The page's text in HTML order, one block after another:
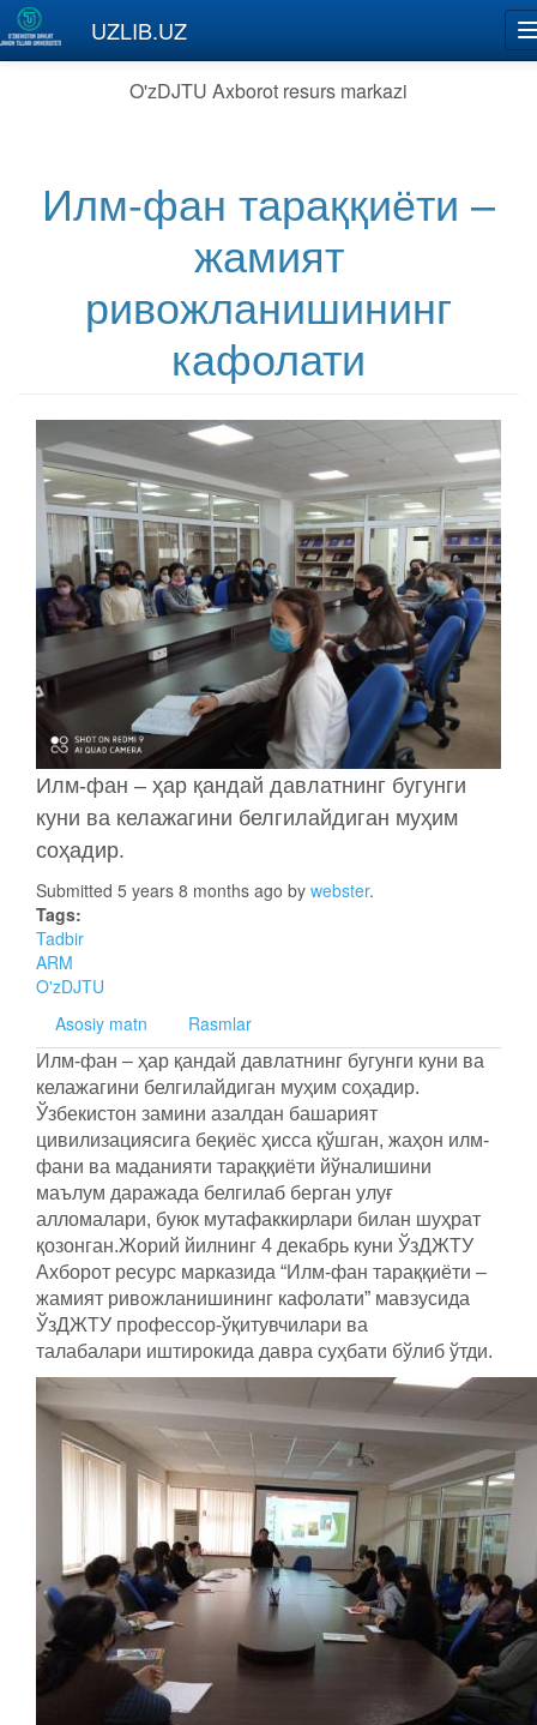
Skip to main content
UZLIB.UZ
O'zDJTU Axborot resurs markazi
Илм-фан тараққиёти –
жамият
ривожланишининг
кафолати
Илм-фан – ҳар қандай давлатнинг бугунги
куни ва келажагини белгилайдиган муҳим
соҳадир.
Submitted 5 years 8 months ago by webster.
Tags:
Tadbir
ARM
O'zDJTU
Asosiy matn
Rasmlar
Илм-фан – ҳар қандай давлатнинг бугунги куни ва
келажагини белгилайдиган муҳим соҳадир.
Ўзбекистон замини азалдан башарият
цивилизациясига беқиёс ҳисса қўшган, жаҳон илм-
фани ва маданияти тараққиёти йўналишини
маълум даражада белгилаб берган улуғ
алломалари, буюк мутафаккирлари билан шуҳрат
қозонган.Жорий йилнинг 4 декабрь куни ЎзДЖТУ
Ахборот ресурс марказида “Илм-фан тараққиёти –
жамият ривожланишининг кафолати” мавзусида
ЎзДЖТУ профессор-ўқитувчилари ва
талабалари иштирокида давра суҳбати бўлиб ўтди.